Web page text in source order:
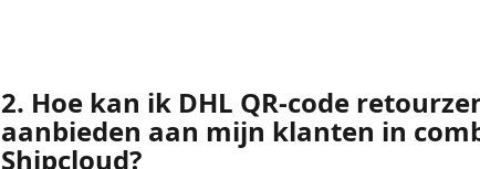
2. Hoe kan ik DHL QR-code
aanbieden aan mijn klanten in
Shipcloud?